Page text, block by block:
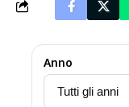
Anno